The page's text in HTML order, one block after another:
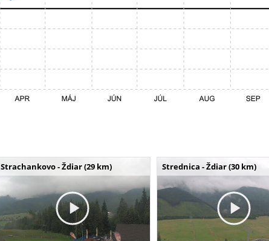
Strachankovo - Ždiar (29 km) Strednica - Ždiar (30 km)